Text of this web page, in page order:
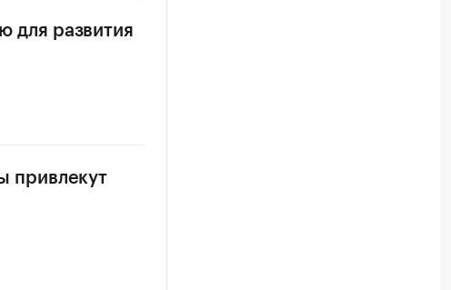
для развития
привлекут